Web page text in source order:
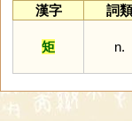
漢字
詞類
矩 n.